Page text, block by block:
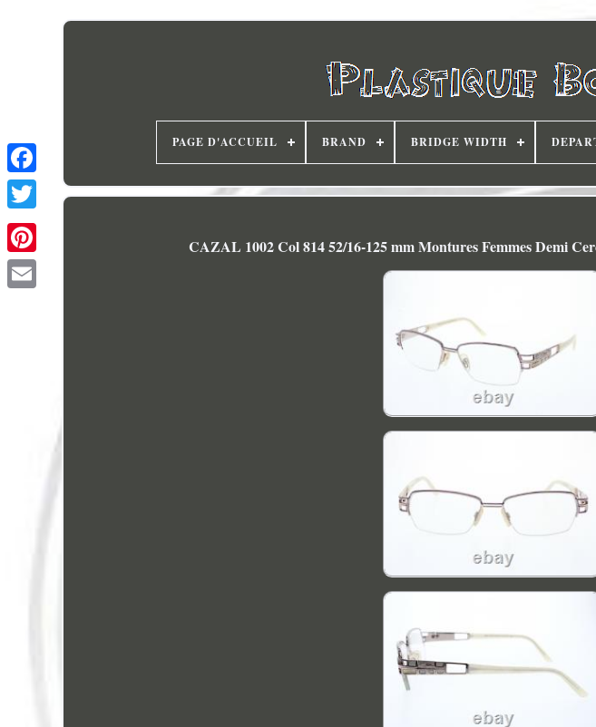
PAGE D'ACCUEIL BRAND BRIDGE WIDTH
CAZAL 1002 Col 814 52/16-125 mm Montures Femmes Demi